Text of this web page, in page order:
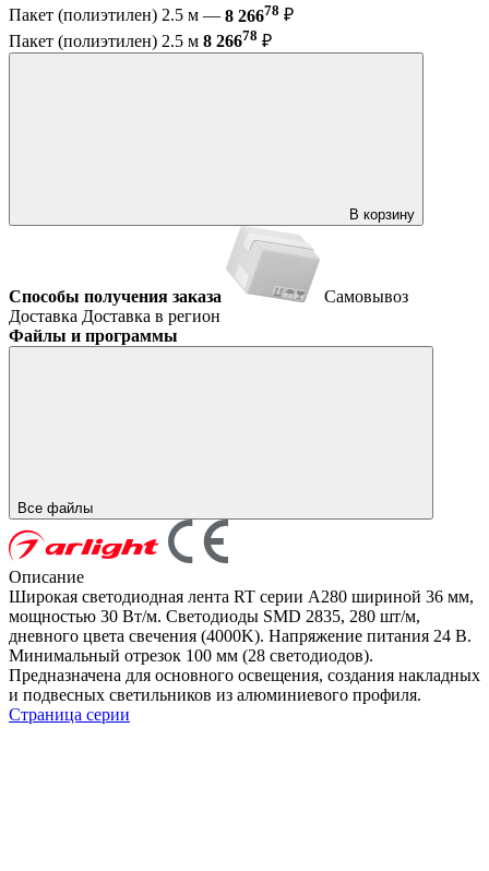
Пакет (полиэтилен) 2.5 м — 8 26678 ₽
Пакет (полиэтилен) 2.5 м 8 26678 ₽
В корзину
Способы получения заказа
Самовывоз
Доставка Доставка в регион
Файлы и программы
Все файлы
Описание
Широкая светодиодная лента RT серии A280 шириной 36 мм,
мощностью 30 Вт/м. Светодиоды SMD 2835, 280 шт/м,
дневного цвета свечения (4000K). Напряжение питания 24 В.
Минимальный отрезок 100 мм (28 светодиодов).
Предназначена для основного освещения, создания накладных
и подвесных светильников из алюминиевого профиля.
Страница серии